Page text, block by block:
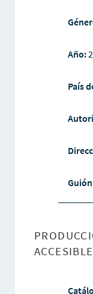
Año:
País